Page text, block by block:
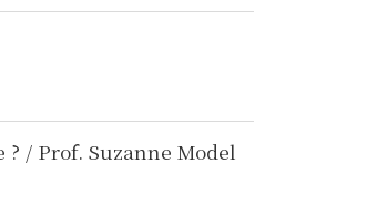
/ Prof. Suzanne Model